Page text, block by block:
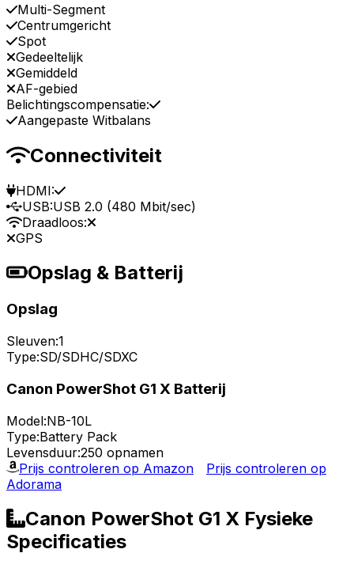
Multi-Segment
Centrumgericht
Spot
Gedeeltelijk
Gemiddeld
AF-gebied
Belichtingscompensatie:
Aangepaste Witbalans
Connectiviteit
HDMI:
USB:USB 2.0 (480 Mbit/sec)
Draadloos:
GPS
Opslag & Batterij
Opslag
Sleuven:1
Type:SD/SDHC/SDXC
Canon PowerShot G1 X Batterij
Model:NB-10L
Type:Battery Pack
Levensduur:250 opnamen
Prijs controleren op Amazon
Prijs controleren op
Adorama
Canon PowerShot G1 X Fysieke
Specificaties